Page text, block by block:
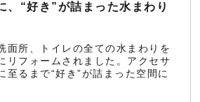
、“好き”が詰まった水まわり
面所、トイレの全ての水まわりを
リフォームされました。アクセサ
至るまで“好き”が詰まった空間に